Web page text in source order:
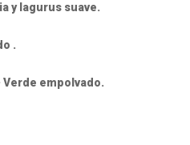
y lagurus suave.
.
Verde empolvado.